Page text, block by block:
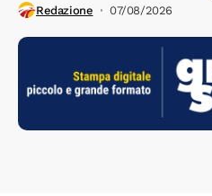
Redazione 07/08/2026